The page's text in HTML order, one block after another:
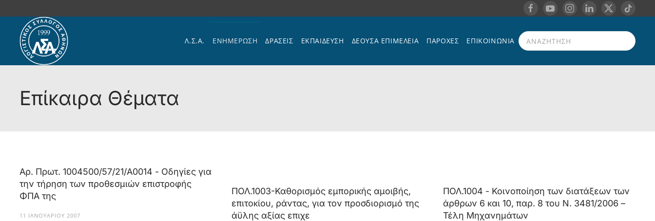
Skip to main content
Λ.Σ.Α. ΕΝΗΜΕΡΩΣΗ ΔΡΑΣΕΙΣ ΕΚΠΑΊΔΕΥΣΗ ΔΕΟΥΣΑ ΕΠΙΜΕΛΕΙΑ ΠΑΡΟΧΈΣ
ΕΠΙΚΟΙΝΩΝΊΑ
Επίκαιρα Θέματα
Αρ. Πρωτ. 1004500/57/21/Α0014 - Οδηγίες για
την τήρηση των προθεσμιών επιστροφής
ΦΠΑ της
11 ΙΑΝΟΥΑΡΊΟΥ 2007
ΠΟΛ.1003-Καθορισμός εμπορικής αμοιβής,
επιτοκίου, ράντας, για τον προσδιορισμό της
άϋλης αξίας επιχε
ΠΟΛ.1004 - Κοινοποίηση των διατάξεων των
άρθρων 6 και 10, παρ. 8 του Ν. 3481/2006 –
Τέλη Μηχανημάτων